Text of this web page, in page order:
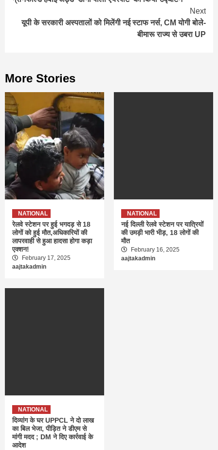
Next
यूपी के सरकारी अस्पतालों को मिलेंगी नई स्टाफ नर्स, CM योगी बोले-
बीमारू राज्य से उबरा UP
More Stories
NATIONAL
रेलवे स्टेशन पर हुई भगदड़ से 18
लोगों को हुई मौत,अधिकारियों की
लापरवाही से हुआ हादसा होगा कड़ा
एक्शन!
February 17, 2025
aajtakadmin
NATIONAL
नई दिल्ली रेलवे स्टेशन पर यात्रियों
की उमड़ी भारी भीड़, 18 लोगों की
मौत
February 16, 2025
aajtakadmin
NATIONAL
दिव्यांग के घर UPPCL ने दो लाख
का बिल भेजा, पीड़ित ने डीएम से
मांगी मदद ; DM ने दिए कार्रवाई के
आदेश